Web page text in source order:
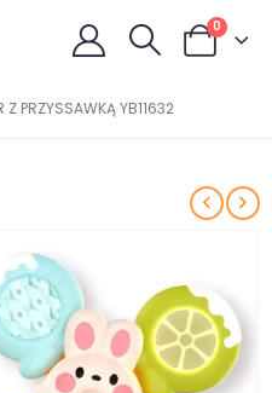
0
Z PRZYSSAWKĄ YB11632